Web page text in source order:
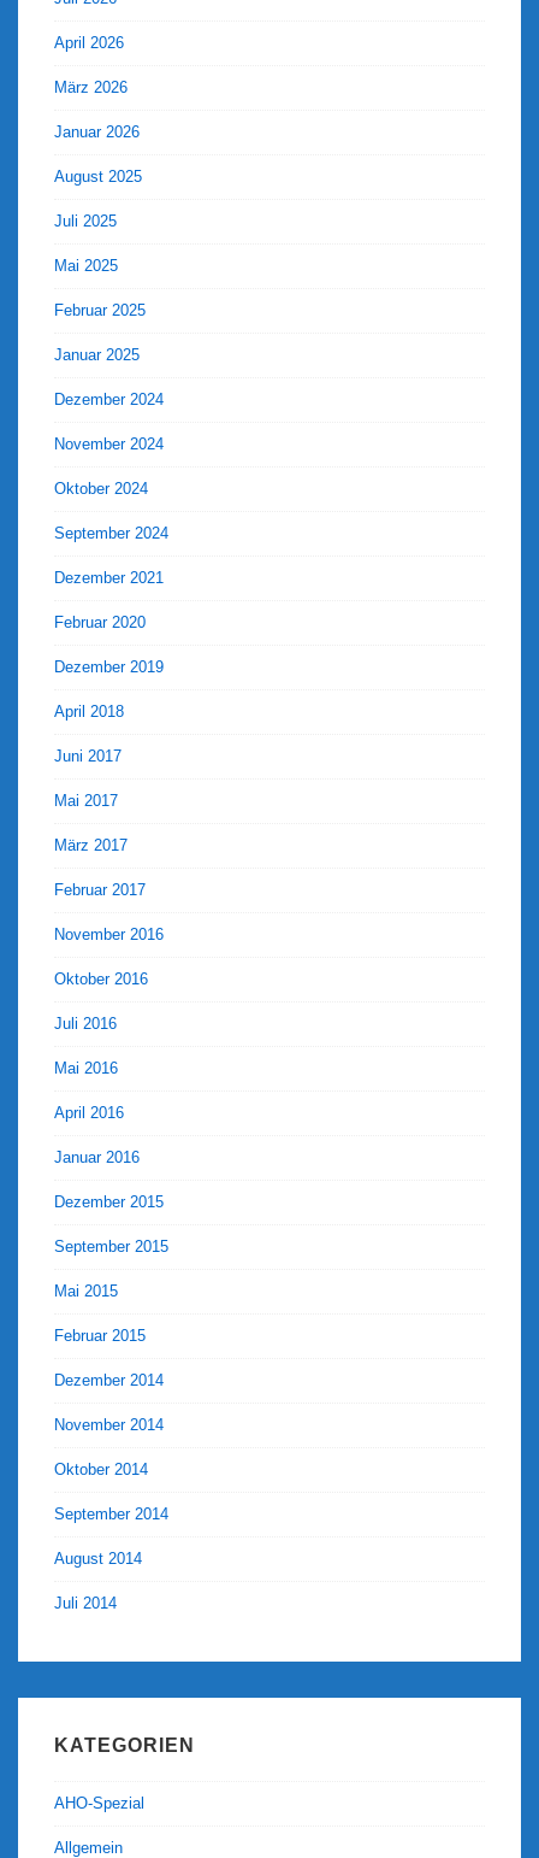
April 2026
März 2026
Januar 2026
August 2025
Juli 2025
Mai 2025
Februar 2025
Januar 2025
Dezember 2024
November 2024
Oktober 2024
September 2024
Dezember 2021
Februar 2020
Dezember 2019
April 2018
Juni 2017
Mai 2017
März 2017
Februar 2017
November 2016
Oktober 2016
Juli 2016
Mai 2016
April 2016
Januar 2016
Dezember 2015
September 2015
Mai 2015
Februar 2015
Dezember 2014
November 2014
Oktober 2014
September 2014
August 2014
Juli 2014
KATEGORIEN
AHO-Spezial
Allgemein